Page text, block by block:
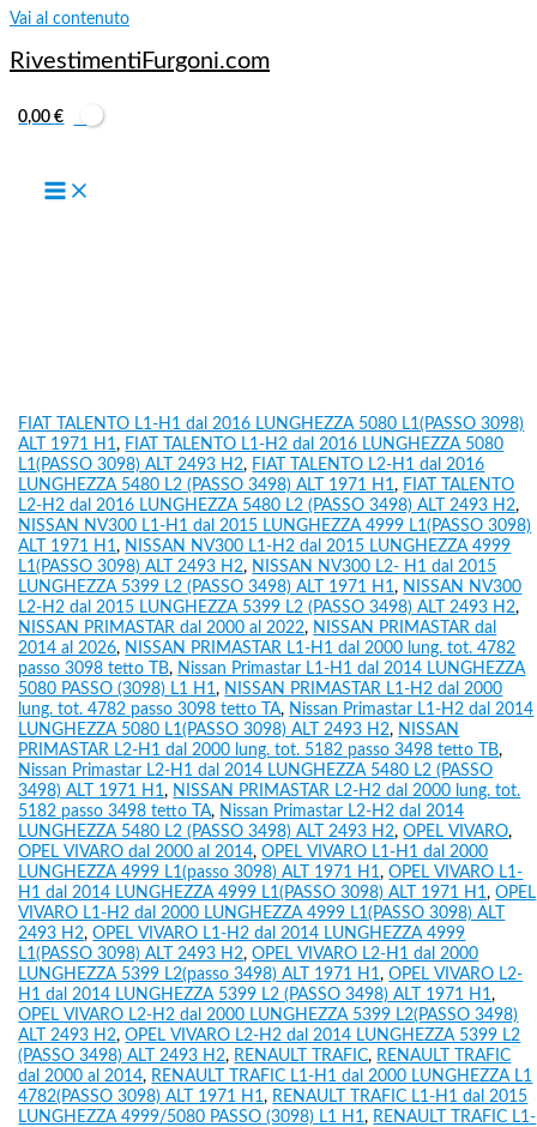
Vai al contenuto
RivestimentiFurgoni.com
0,00€
FIAT TALENTO L1-H1 dal 2016 LUNGHEZZA 5080 L1(PASSO 3098)
ALT 1971 H1, FIAT TALENTO L1-H2 dal 2016 LUNGHEZZA 5080
L1(PASSO 3098) ALT 2493 H2, FIAT TALENTO L2-H1 dal 2016
LUNGHEZZA 5480 L2 (PASSO 3498) ALT 1971 H1, FIAT TALENTO
L2-H2 dal 2016 LUNGHEZZA 5480 L2 (PASSO 3498) ALT 2493 H2,
NISSAN NV300 L1-H1 dal 2015 LUNGHEZZA 4999 L1(PASSO 3098)
ALT 1971 H1, NISSAN NV300 L1-H2 dal 2015 LUNGHEZZA 4999
L1(PASSO 3098) ALT 2493 H2, NISSAN NV300 L2- H1 dal 2015
LUNGHEZZA 5399 L2 (PASSO 3498) ALT 1971 H1, NISSAN NV300
L2-H2 dal 2015 LUNGHEZZA 5399 L2 (PASSO 3498) ALT 2493 H2,
NISSAN PRIMASTAR dal 2000 al 2022, NISSAN PRIMASTAR dal
2014 al 2026, NISSAN PRIMASTAR L1-H1 dal 2000 lung. tot. 4782
passo 3098 tetto TB, Nissan Primastar L1-H1 dal 2014 LUNGHEZZA
5080 PASSO (3098) L1 H1, NISSAN PRIMASTAR L1-H2 dal 2000
lung. tot. 4782 passo 3098 tetto TA, Nissan Primastar L1-H2 dal 2014
LUNGHEZZA 5080 L1(PASSO 3098) ALT 2493 H2, NISSAN
PRIMASTAR L2-H1 dal 2000 lung. tot. 5182 passo 3498 tetto TB,
Nissan Primastar L2-H1 dal 2014 LUNGHEZZA 5480 L2 (PASSO
3498) ALT 1971 H1, NISSAN PRIMASTAR L2-H2 dal 2000 lung. tot.
5182 passo 3498 tetto TA, Nissan Primastar L2-H2 dal 2014
LUNGHEZZA 5480 L2 (PASSO 3498) ALT 2493 H2,OPEL VIVARO,
OPEL VIVARO dal 2000 al 2014,OPEL VIVARO L1-H1 dal 2000
LUNGHEZZA 4999 L1(passo 3098) ALT 1971 H1,OPEL VIVARO L1-
H1 dal 2014 LUNGHEZZA 4999 L1(PASSO 3098) ALT 1971 H1,OPEL
VIVARO L1-H2 dal 2000 LUNGHEZZA 4999 L1(PASSO 3098) ALT
2493 H2,OPEL VIVARO L1-H2 dal 2014 LUNGHEZZA 4999
L1(PASSO 3098) ALT 2493 H2,OPEL VIVARO L2-H1 dal 2000
LUNGHEZZA 5399 L2(passo 3498) ALT 1971 H1,OPEL VIVARO L2-
H1 dal 2014 LUNGHEZZA 5399 L2 (PASSO 3498) ALT 1971 H1,
OPEL VIVARO L2-H2 dal 2000 LUNGHEZZA 5399 L2(PASSO 3498)
ALT 2493 H2,OPEL VIVARO L2-H2 dal 2014 LUNGHEZZA 5399 L2
(PASSO 3498) ALT 2493 H2, RENAULT TRAFIC, RENAULT TRAFIC
dal 2000 al 2014, RENAULT TRAFIC L1-H1 dal 2000 LUNGHEZZA L1
4782(PASSO 3098) ALT 1971 H1, RENAULT TRAFIC L1-H1 dal 2015
LUNGHEZZA 4999/5080 PASSO (3098) L1 H1, RENAULT TRAFIC L1-